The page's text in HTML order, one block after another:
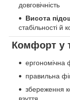
довговічність
Висота
стабільності й
Комфорт у
ергономічна
правильна
збереження
взуття